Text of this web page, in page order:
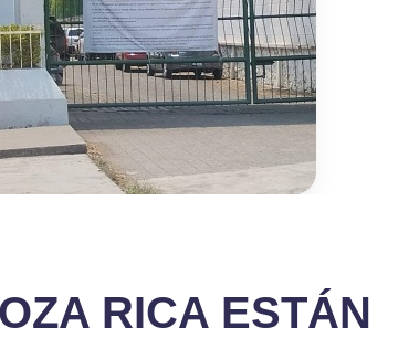
RICA ESTÁN